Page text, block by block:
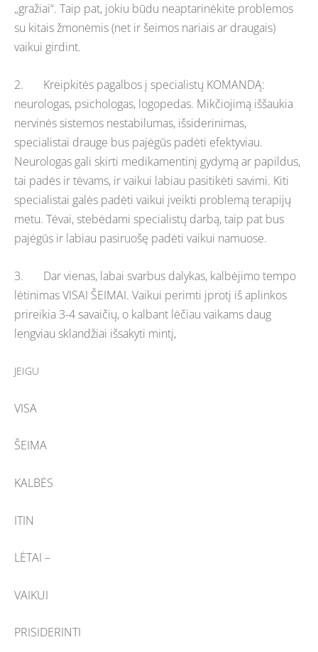
„gražiai“. Taip pat, jokiu būdu neaptarinėkite problemos
su kitais žmonėmis (net ir šeimos nariais ar draugais)
vaikui girdint.
2. Kreipkitės pagalbos į specialistų KOMANDĄ:
neurologas, psichologas, logopedas. Mikčiojimą iššaukia
nervinės sistemos nestabilumas, išsiderinimas,
specialistai drauge bus pajėgūs padėti efektyviau.
Neurologas gali skirti medikamentinį gydymą ar papildus,
tai padės ir tėvams, ir vaikui labiau pasitikėti savimi. Kiti
specialistai galės padėti vaikui įveikti problemą terapijų
metu. Tėvai, stebėdami specialistų darbą, taip pat bus
pajėgūs ir labiau pasiruošę padėti vaikui namuose.
3. Dar vienas, labai svarbus dalykas, kalbėjimo tempo
lėtinimas VISAI ŠEIMAI. Vaikui perimti įprotį iš aplinkos
prireikia 3-4 savaičių, o kalbant lėčiau vaikams daug
lengviau sklandžiai išsakyti mintį,
JEIGU
VISA
ŠEIMA
KALBĖS
ITIN
LĖTAI –
VAIKUI
PRISIDERINTI